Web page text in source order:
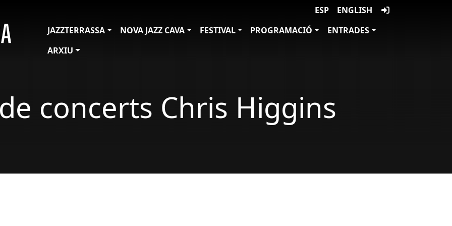
ESP
ENGLISH
JAZZTERRASSA
NOVA JAZZ CAVA FESTIVAL PROGRAMACIÓ
ENTRADES
ARXIU
concerts Chris Higgins